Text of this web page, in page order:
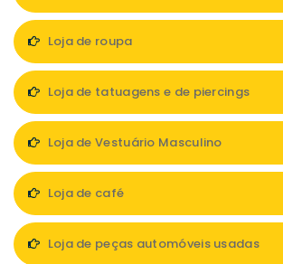
Loja de roupa
Loja de tatuagens e de piercings
Loja de Vestuário Masculino
Loja de café
Loja de peças automóveis usadas